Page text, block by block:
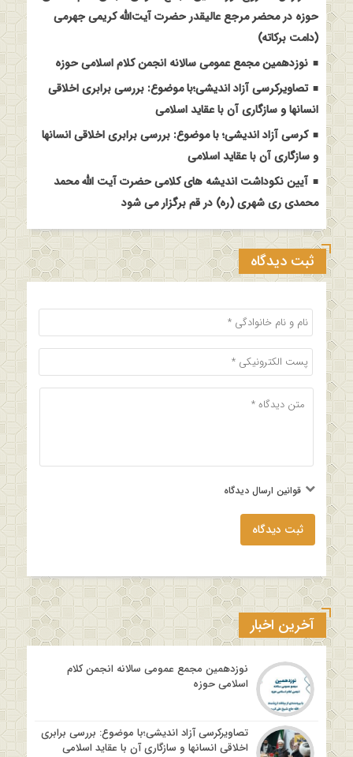
حوزه در محضر مرجع عالیقدر حضرت آیت‌الله کریمی جهرمی
(دامت برکاته)
نوزدهمین مجمع عمومی سالانه انجمن کلام اسلامی حوزه
تصاویرکرسی آزاد اندیشی؛با موضوع: بررسی برابری اخلاقی
انسانها و سازگاری آن با عقاید اسلامی
کرسی آزاد اندیشی؛ با موضوع: بررسی برابری اخلاقی انسانها
و سازگاری آن با عقاید اسلامی
آیین نکوداشت اندیشه های کلامی حضرت آیت الله محمد
محمدی ری شهری (ره) در قم برگزار می شود
ثبت دیدگاه
قوانین ارسال دیدگاه
ثبت دیدگاه
آخرین اخبار
نوزدهمین مجمع عمومی سالانه انجمن کلام
اسلامی حوزه
تصاویرکرسی آزاد اندیشی؛با موضوع: بررسی برابری
اخلاقی انسانها و سازگاری آن با عقاید اسلامی